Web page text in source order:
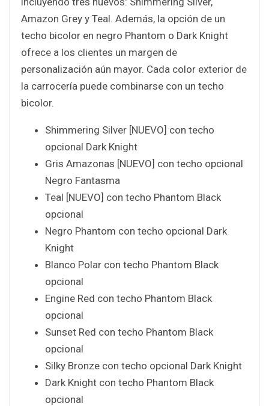
Amazon Grey y Teal. Además, la opción de un
techo bicolor en negro Phantom o Dark Knight
ofrece a los clientes un margen de
personalización aún mayor. Cada color exterior de
la carrocería puede combinarse con un techo
bicolor.
Shimmering Silver [NUEVO] con techo
opcional Dark Knight
Gris Amazonas [NUEVO] con techo opcional
Negro Fantasma
Teal [NUEVO] con techo Phantom Black
opcional
Negro Phantom con techo opcional Dark
Knight
Blanco Polar con techo Phantom Black
opcional
Engine Red con techo Phantom Black
opcional
Sunset Red con techo Phantom Black
opcional
Silky Bronze con techo opcional Dark Knight
Dark Knight con techo Phantom Black
opcional